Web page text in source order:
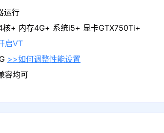
运行
核+ 内存4G+ 系统i5+ 显卡GTX750Ti+
启VT
>>如何调整性能设置
容均可